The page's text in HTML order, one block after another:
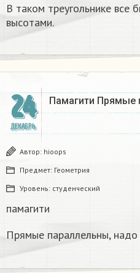
В таком треугольнике все
высотами.
24
ДЕКАБРЬ
Памагити Прямые
Автор: hioops
Предмет: Геометрия
Уровень: студенческий
памагити
Прямые параллельны,